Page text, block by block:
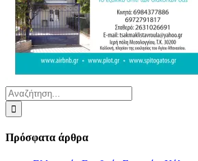
Αναζήτηση
για:
Πρόσφατα άρθρα